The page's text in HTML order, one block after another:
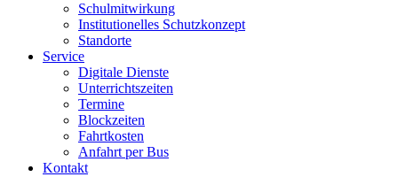
Schulmitwirkung
Institutionelles Schutzkonzept
Standorte
Service
Digitale Dienste
Unterrichtszeiten
Termine
Blockzeiten
Fahrtkosten
Anfahrt per Bus
Kontakt